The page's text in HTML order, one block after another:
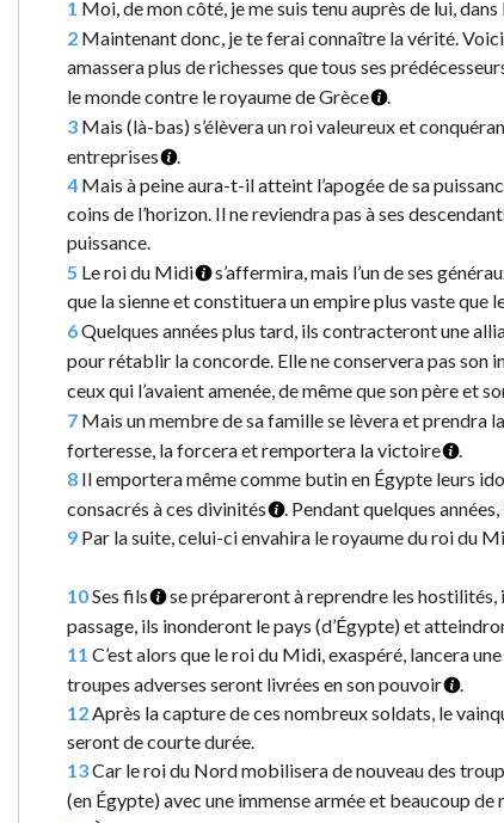
1 Moi, de mon côté, je me suis tenu auprès de lui,
2 Maintenant donc, je te ferai connaître la vérité.
amassera plus de richesses que tous ses
le monde contre le royaume de Grèce
.
3 Mais (là-bas) s’élèvera un roi valeureux et
entreprises
.
4 Mais à peine aura-t-il atteint l’apogée de sa
coins de l’horizon. Il ne reviendra pas à ses
puissance.
5 Le roi du Midi s’affermira, mais l’un de ses
que la sienne et constituera un empire plus vaste que
6Quelques années plus tard, ils contracteront une
pour rétablir la concorde. Elle ne conservera pas son
ceux qui l’avaient amenée, de même que son père et
7 Mais un membre de sa famille se lèvera et prendra
forteresse, la forcera et remportera la victoire
.
8 Il emportera même comme butin en Égypte leurs
consacrés à ces divinités
. Pendant quelques
9 Par la suite, celui-ci envahira le royaume du roi du
10Ses fils
se prépareront à reprendre les
passage, ils inonderont le pays (d’Égypte) et
11 C’est alors que le roi du Midi, exaspéré, lancera
troupes adverses seront livrées en son pouvoir
.
12 Après la capture de ces nombreux soldats, le
seront de courte durée.
13Car le roi du Nord mobilisera de nouveau des
(en Égypte) avec une immense armée et beaucoup de